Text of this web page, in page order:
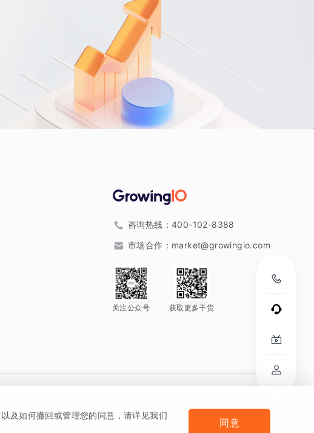
咨询热线： 400-102-8388
市场合作： market@growingio.com
关注公众号 获取更多干货
法律声明及隐私条款
及如何撤回或管理您的同意，请详见我们
同意